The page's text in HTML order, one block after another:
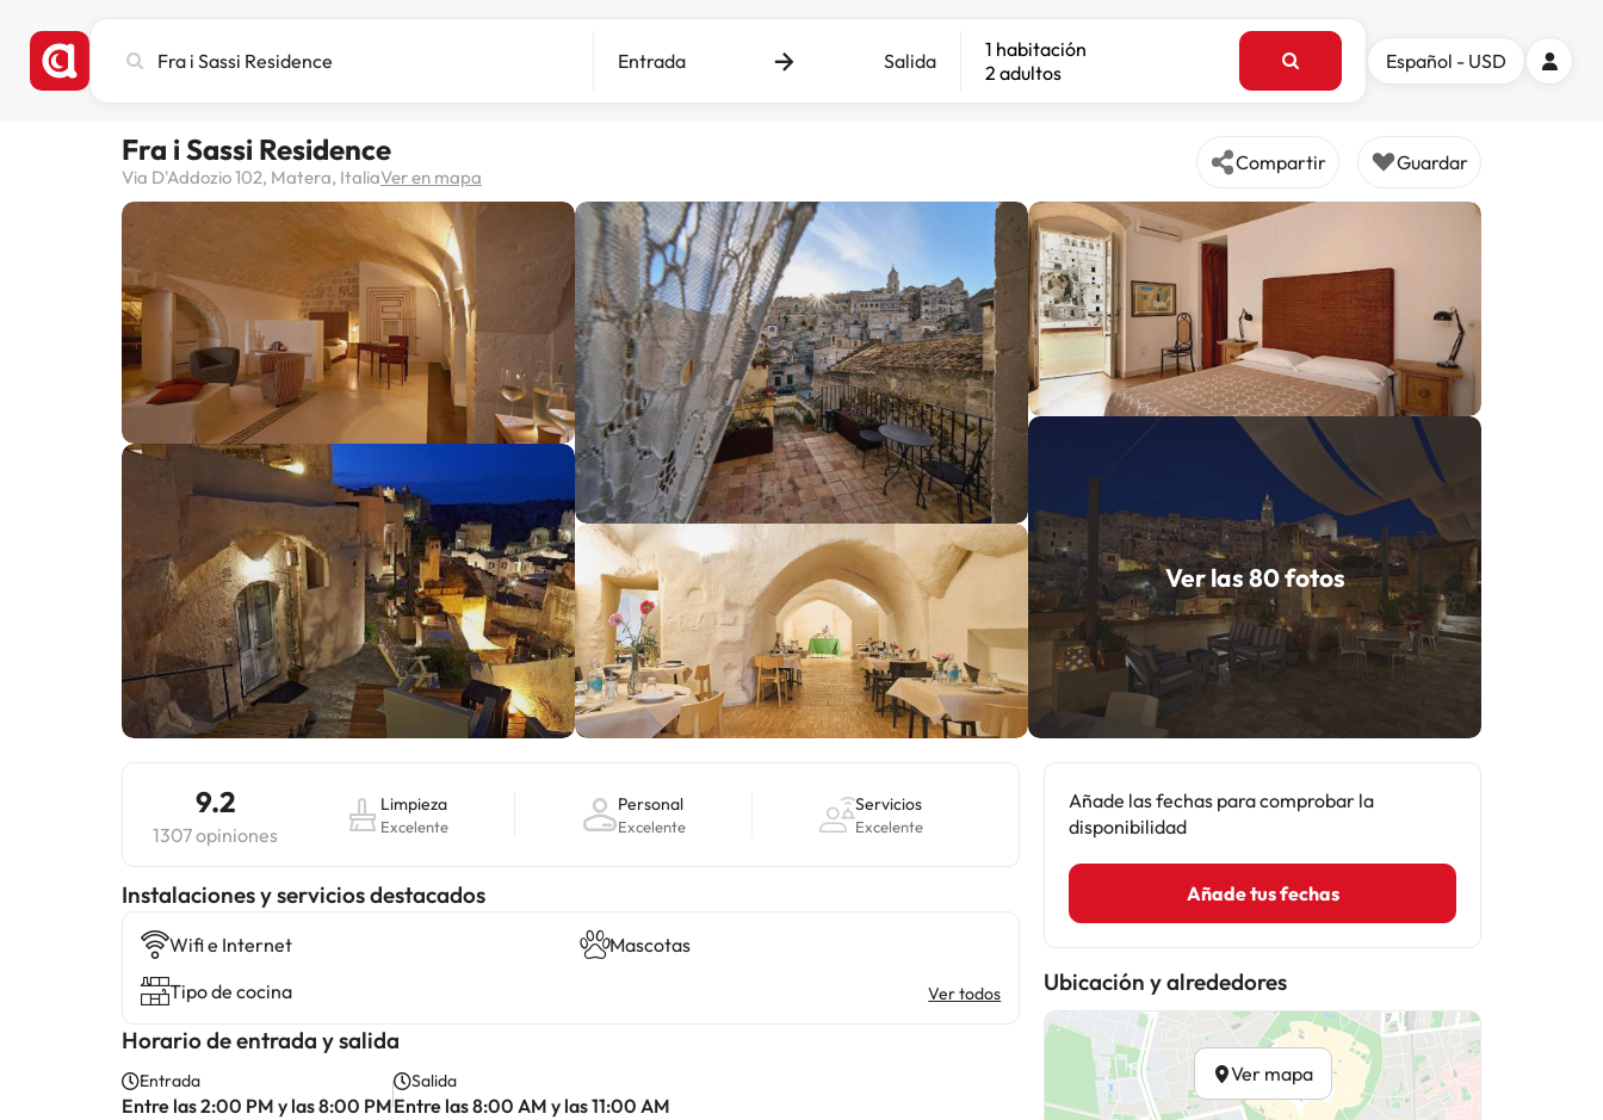
ciudad,
destino
Entrada Salida
1 habitación
2 adultos
Español - USD
Fra i Sassi Residence
Via D'Addozio 102, Matera, ItaliaVer en mapa
Compartir Guardar
Ver las 80 fotos
9.2
1307 opiniones
Limpieza
Excelente
Personal
Excelente
Servicios
Excelente
Instalaciones y servicios destacados
Wifi e Internet
Mascotas
Tipo de cocina
Ver todos
Horario de entrada y salida
Entrada
Entre las 2:00 PM y las 8:00 PM
Salida
Entre las 8:00 AM y las 11:00 AM
Añade las fechas para comprobar la
disponibilidad
Añade tus fechas
Ubicación y alrededores
Ver mapa